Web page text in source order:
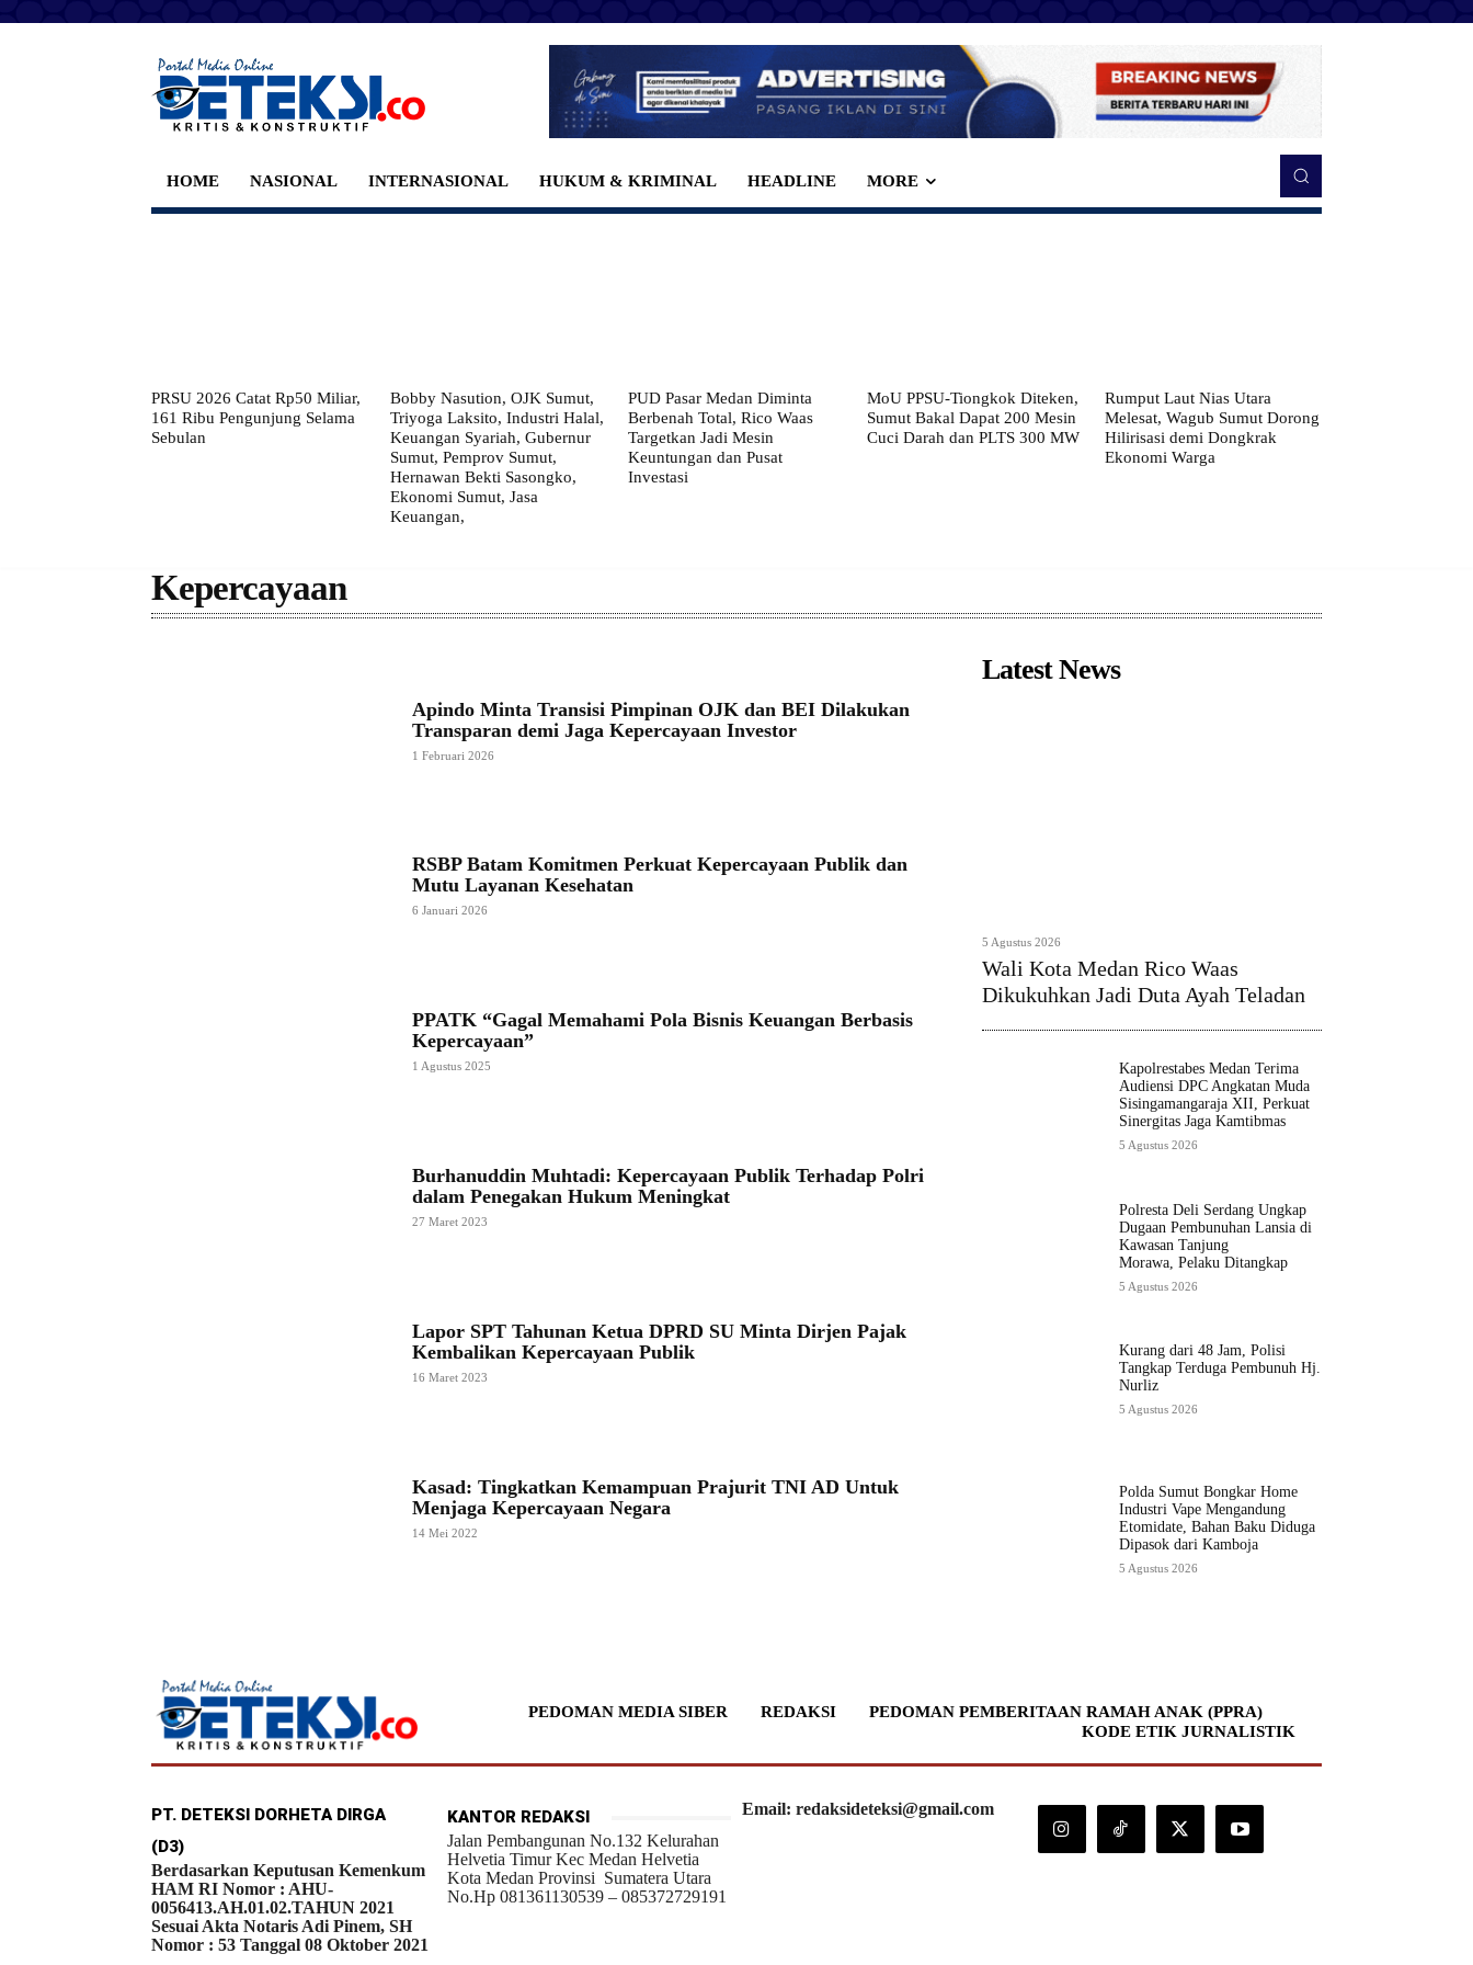
HOME NASIONAL INTERNASIONAL HUKUM & KRIMINAL HEADLINE MORE
PRSU 2026 Catat Rp50 Miliar,
161 Ribu Pengunjung Selama
Sebulan
Bobby Nasution, OJK Sumut,
Triyoga Laksito, Industri Halal,
Keuangan Syariah, Gubernur
Sumut, Pemprov Sumut,
Hernawan Bekti Sasongko,
Ekonomi Sumut, Jasa
Keuangan,
PUD Pasar Medan Diminta
Berbenah Total, Rico Waas
Targetkan Jadi Mesin
Keuntungan dan Pusat
Investasi
MoU PPSU-Tiongkok Diteken,
Sumut Bakal Dapat 200 Mesin
Cuci Darah dan PLTS 300 MW
Rumput Laut Nias Utara
Melesat, Wagub Sumut Dorong
Hilirisasi demi Dongkrak
Ekonomi Warga
Kepercayaan
Apindo Minta Transisi Pimpinan OJK dan BEI Dilakukan
Transparan demi Jaga Kepercayaan Investor
1 Februari 2026
RSBP Batam Komitmen Perkuat Kepercayaan Publik dan
Mutu Layanan Kesehatan
6 Januari 2026
PPATK “Gagal Memahami Pola Bisnis Keuangan Berbasis
Kepercayaan”
1 Agustus 2025
Burhanuddin Muhtadi: Kepercayaan Publik Terhadap Polri
dalam Penegakan Hukum Meningkat
27 Maret 2023
Lapor SPT Tahunan Ketua DPRD SU Minta Dirjen Pajak
Kembalikan Kepercayaan Publik
16 Maret 2023
Kasad: Tingkatkan Kemampuan Prajurit TNI AD Untuk
Menjaga Kepercayaan Negara
14 Mei 2022
Latest News
5 Agustus 2026
Wali Kota Medan Rico Waas
Dikukuhkan Jadi Duta Ayah Teladan
Kapolrestabes Medan Terima
Audiensi DPC Angkatan Muda
Sisingamangaraja XII, Perkuat
Sinergitas Jaga Kamtibmas
5 Agustus 2026
Polresta Deli Serdang Ungkap
Dugaan Pembunuhan Lansia di
Kawasan Tanjung
Morawa, Pelaku Ditangkap
5 Agustus 2026
Kurang dari 48 Jam, Polisi
Tangkap Terduga Pembunuh Hj.
Nurliz
5 Agustus 2026
Polda Sumut Bongkar Home
Industri Vape Mengandung
Etomidate, Bahan Baku Diduga
Dipasok dari Kamboja
5 Agustus 2026
PEDOMAN MEDIA SIBER REDAKSI
PEDOMAN PEMBERITAAN RAMAH ANAK (PPRA)
KODE ETIK JURNALISTIK
PT. DETEKSI DORHETA DIRGA
(D3)
Berdasarkan Keputusan Kemenkum
HAM RI Nomor : AHU-
0056413.AH.01.02.TAHUN 2021
Sesuai Akta Notaris Adi Pinem, SH
Nomor : 53 Tanggal 08 Oktober 2021
KANTOR REDAKSI
Jalan Pembangunan No.132 Kelurahan
Helvetia Timur Kec Medan Helvetia
Kota Medan Provinsi Sumatera Utara
No.Hp 081361130539 – 085372729191
Email: redaksideteksi@gmail.com